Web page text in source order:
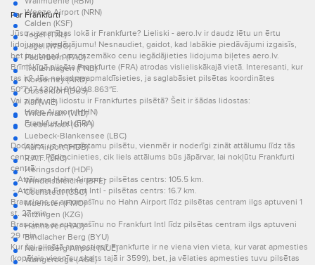
Weeze Airport (NRN)
Calden (KSF)
Tegel (TXL)
Jagel (WBG)
Paderborn (PAD)
Trollenhagen (FNB)
Norderney (NRD)
Dusseldorf (DUS)
Aaf (WIE)
Wildenrath (WID)
Giebelstadt (GHF)
Luebeck-Blankensee (LBC)
Aaf Airport (HDB)
R.A.F. (LRC)
Heringsdorf (HDF)
Windelsbleiche (BFE)
Cochstedt (CSO)
Muenster (FMO)
Kitzingen (KZG)
Hannover (HAJ)
Bindlacher Berg (BYU)
Nuremberg Airport (NUE)
Wangerooge (AGE)
Par Frankfurti
Jūsu uzmanības lokā ir Frankfurte? Lieliski - aero.lv ir daudz lētu un ērtu
lidojumu piedāvājumu! Nesnaudiet, gaidot, kad labākie piedāvājumi izgaisīs,
bet jau tagad par viszemāko cenu iegādājieties lidojuma biļetes aero.lv.
Brīnišķīgā pilsēta Frankfurte (FRA) atrodas vislieliskākajā vietā. Interesanti, kur
tas ir? Jūs nekad neapmaldīsieties, ja saglabāsiet pilsētas koordinātes
50°7′47.432″N 8°42′48.863″E.
Vai zināt, cik lidostu ir Frankfurtes pilsētā? Šeit ir šādas lidostas:
Hahn Airport (HHN)
Frankfurt Intl (FRA)
Dodoties uz nepazīstamu pilsētu, vienmēr ir noderīgi zināt attālumu līdz tās
centram. Pārliecinieties, cik liels attālums būs jāpārvar, lai nokļūtu Frankfurti
centrā:
- Attālums Hahn Airport - pilsētas centrs: 105.5 km.
- Attālums Frankfurt Intl - pilsētas centrs: 16.7 km.
Brauciens ar automašīnu no Hahn Airport līdz pilsētas centram ilgs aptuveni 1
st. 27 min.
Brauciens ar automašīnu no Frankfurt Intl līdz pilsētas centram ilgs aptuveni
29 min.
Kur šai pilsētā apmesties? Frankfurte ir ne viena vien vieta, kur varat apmesties
(kopējais viesnīcu skaits tajā ir 3599), bet, ja vēlaties apmesties tuvu pilsētas